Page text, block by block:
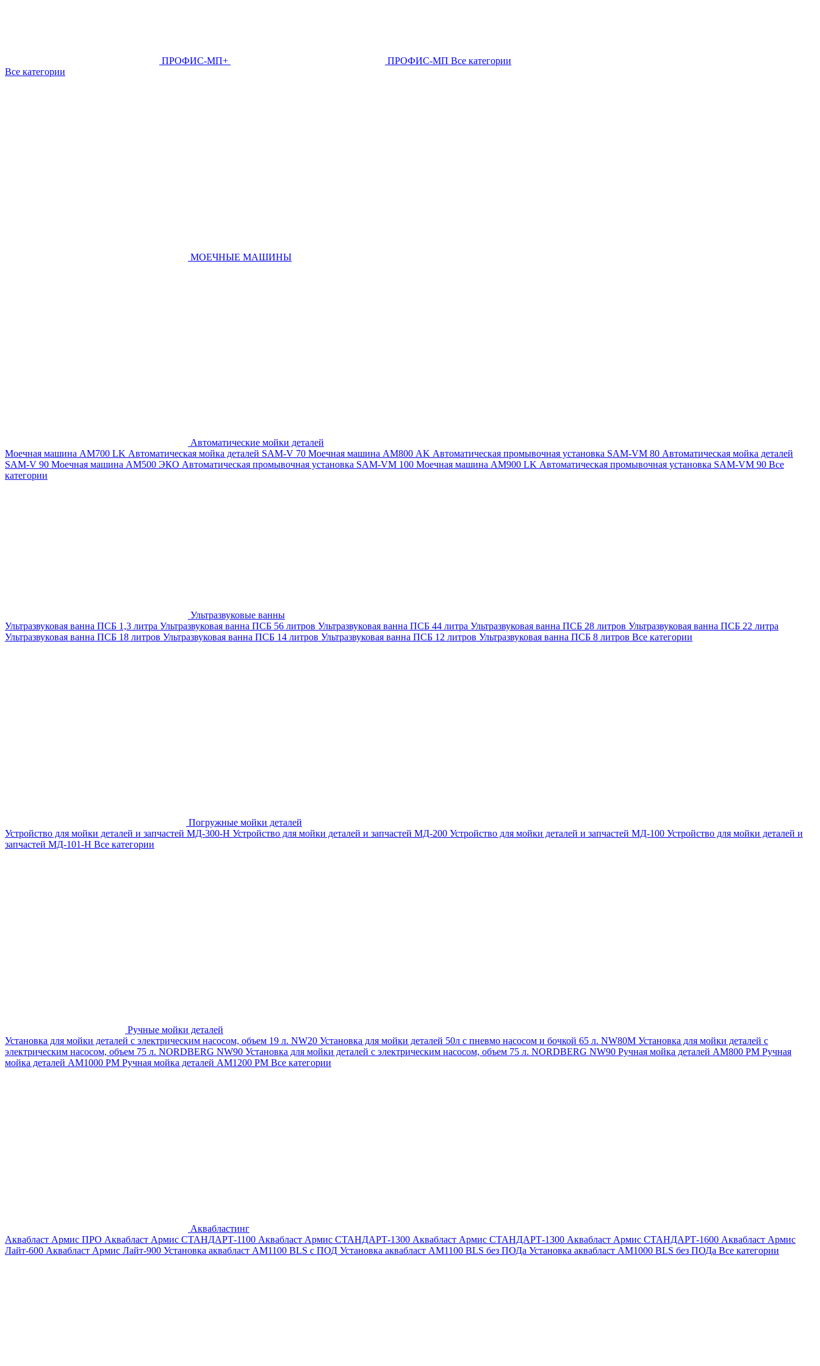
ПРОФИС-МП+ ПРОФИС-МП Все категории
Все категории
МОЕЧНЫЕ МАШИНЫ
Автоматические мойки деталей
Моечная машина AM700 LK Автоматическая мойка деталей SAM-V 70 Моечная машина АМ800 AK Автоматическая промывочная установка SAM-VM 80 Автоматическая мойка деталей
SAM-V 90 Моечная машина АМ500 ЭКО Автоматическая промывочная установка SAM-VM 100 Моечная машина AM900 LK Автоматическая промывочная установка SAM-VM 90 Все
категории
Ультразвуковые ванны
Ультразвуковая ванна ПСБ 1,3 литра Ультразвуковая ванна ПСБ 56 литров Ультразвуковая ванна ПСБ 44 литра Ультразвуковая ванна ПСБ 28 литров Ультразвуковая ванна ПСБ 22 литра
Ультразвуковая ванна ПСБ 18 литров Ультразвуковая ванна ПСБ 14 литров Ультразвуковая ванна ПСБ 12 литров Ультразвуковая ванна ПСБ 8 литров Все категории
Погружные мойки деталей
Устройство для мойки деталей и запчастей МД-300-H Устройство для мойки деталей и запчастей МД-200 Устройство для мойки деталей и запчастей МД-100 Устройство для мойки деталей и
запчастей МД-101-Н Все категории
Ручные мойки деталей
Установка для мойки деталей с электрическим насосом, объем 19 л. NW20 Установка для мойки деталей 50л с пневмо насосом и бочкой 65 л. NW80M Установка для мойки деталей с
электрическим насосом, объем 75 л. NORDBERG NW90 Установка для мойки деталей с электрическим насосом, объем 75 л. NORDBERG NW90 Ручная мойка деталей АМ800 РМ Ручная
мойка деталей АМ1000 РМ Ручная мойка деталей АМ1200 РМ Все категории
Аквабластинг
Аквабласт Армис ПРО Аквабласт Армис СТАНДАРТ-1100 Аквабласт Армис СТАНДАРТ-1300 Аквабласт Армис СТАНДАРТ-1300 Аквабласт Армис СТАНДАРТ-1600 Аквабласт Армис
Лайт-600 Аквабласт Армис Лайт-900 Установка аквабласт AM1100 BLS с ПОД Установка аквабласт AM1100 BLS без ПОДа Установка аквабласт AM1000 BLS без ПОДа Все категории